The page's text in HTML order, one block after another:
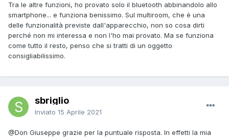
Tra le altre funzioni, ho provato solo il bluetooth abbinandolo allo
smartphone... e funziona benissimo. Sul multiroom, che è una
delle funzionalità previste dall'apparecchio, non so cosa dirti
perché non mi interessa e non l'ho mai provato. Ma se funziona
come tutto il resto, penso che si tratti di un oggetto
consigliabilissimo.
sbriglio
Inviato 15 Aprile 2021
@Don Giuseppe grazie per la puntuale risposta. In effetti la mia